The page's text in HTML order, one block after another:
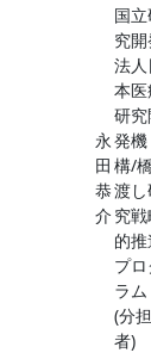
永
田
恭
介
国
究
法
本
研
発機
構/
渡
究
的
プ
ラム
(分担
者)